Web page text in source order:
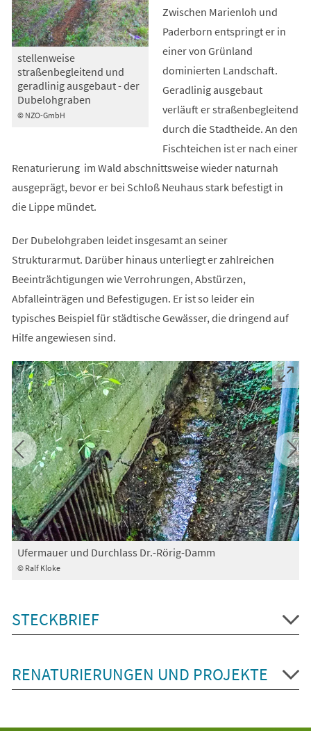
© NZO-GmbH
stellenweise
straßenbegleitend und
geradlinig ausgebaut - der
Dubelohgraben
Zwischen Marienloh und
Paderborn entspringt er in
einer von Grünland
dominierten Landschaft.
Geradlinig ausgebaut
verläuft er straßenbegleitend
durch die Stadtheide. An den
Fischteichen ist er nach einer
Renaturierung im Wald abschnittsweise wieder naturnah
ausgeprägt, bevor er bei Schloß Neuhaus stark befestigt in
die Lippe mündet.
Der Dubelohgraben leidet insgesamt an seiner
Strukturarmut. Darüber hinaus unterliegt er zahlreichen
Beeinträchtigungen wie Verrohrungen, Abstürzen,
Abfalleinträgen und Befestigugen. Er ist so leider ein
typisches Beispiel für städtische Gewässer, die dringend auf
Hilfe angewiesen sind.
© Ralf Kloke
Ufermauer und Durchlass Dr.-Rörig-Damm
STECKBRIEF
RENATURIERUNGEN UND PROJEKTE